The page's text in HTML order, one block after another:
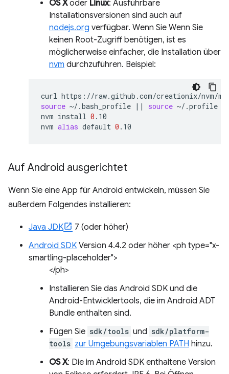
OS Xoder Linux: Ausführbare
Installationsversionen sind auch auf
nodejs.org verfügbar. Wenn Sie Wenn Sie
keinen Root-Zugriff benötigen, ist es
möglicherweise einfacher, die Installation über
nvm durchzuführen. Beispiel:
curl https://raw.github.com/creationix/nvm/
source ~/.bash_profile || source ~/.profile
nvm install 0 .10
nvm alias default 0
Auf Android ausgerichtet
Wenn Sie eine App für Android entwickeln, müssen Sie
außerdem Folgendes installieren:
Java JDK
7 (oder höher)
Android SDK Version 4.4.2 oder höher <ph type="x-
smartling-placeholder">
</ph>
Installieren Sie das Android SDK und die
Android-Entwicklertools, die im Android ADT
Bundle enthalten sind.
Fügen Sie sdk/tools und sdk/platform-
tools zur Umgebungsvariablen PATH hinzu.
OS X: Die im Android SDK enthaltene Version